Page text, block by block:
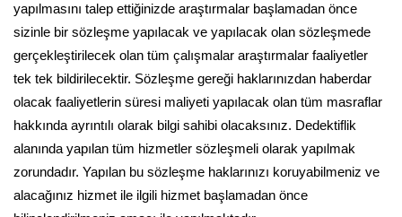
yapılmasını talep ettiğinizde araştırmalar başlamadan önce
sizinle bir sözleşme yapılacak ve yapılacak olan sözleşmede
gerçekleştirilecek olan tüm çalışmalar araştırmalar faaliyetler
tek tek bildirilecektir. Sözleşme gereği haklarınızdan haberdar
olacak faaliyetlerin süresi maliyeti yapılacak olan tüm masraflar
hakkında ayrıntılı olarak bilgi sahibi olacaksınız. Dedektiflik
alanında yapılan tüm hizmetler sözleşmeli olarak yapılmak
zorundadır. Yapılan bu sözleşme haklarınızı koruyabilmeniz ve
alacağınız hizmet ile ilgili hizmet başlamadan önce